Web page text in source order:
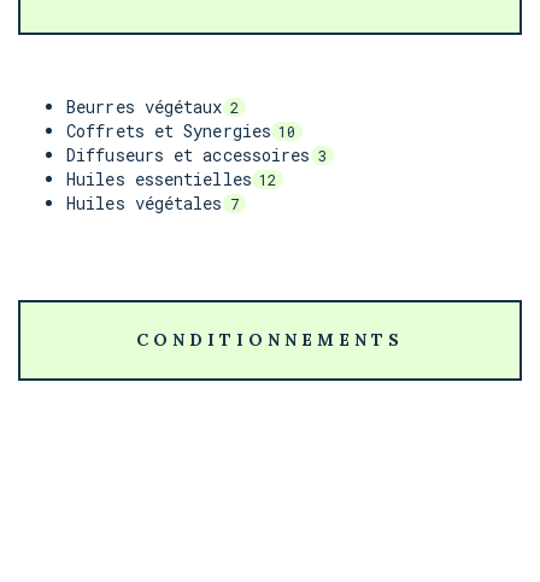
Beurres végétaux 2
Coffrets et Synergies 10
Diffuseurs et accessoires 3
Huiles essentielles 12
Huiles végétales 7
CONDITIONNEMENTS